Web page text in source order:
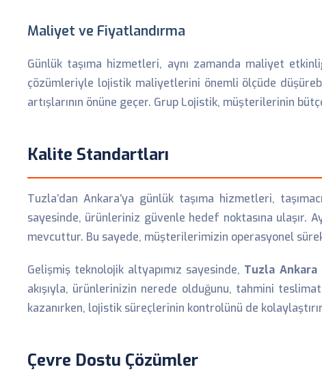
Maliyet ve Fiyatlandırma
Günlük taşıma hizmetleri, aynı zamanda maliyet
çözümleriyle lojistik maliyetlerini önemli ölçüde
artışlarının önüne geçer. Grup Lojistik, müşterilerinin
Kalite Standartları
Tuzla’dan Ankara’ya günlük taşıma hizmetleri,
sayesinde, ürünleriniz güvenle hedef noktasına ulaşır.
mevcuttur. Bu sayede, müşterilerimizin operasyonel
Gelişmiş teknolojik altyapımız sayesinde, Tuzla Ankara
akışıyla, ürünlerinizin nerede olduğunu, tahmini
kazanırken, lojistik süreçlerinin kontrolünü de
Çevre Dostu Çözümler